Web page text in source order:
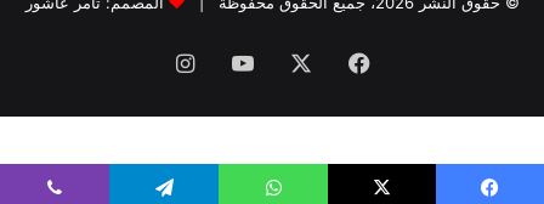
فيسبوك يوتيوبانستقرام